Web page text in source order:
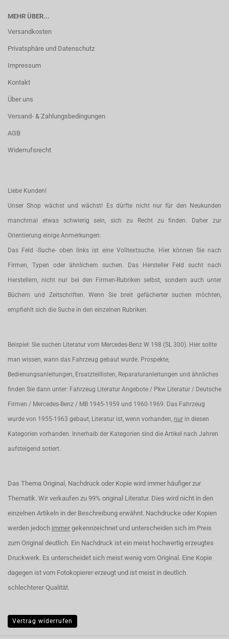
MEHR ÜBER...
Versandkosten
Privatsphäre und Datenschutz
Impressum
Kontakt
Über uns
Versand- & Zahlungsbedingungen
AGB
Widerrufsrecht
Liebe Kunden!
Unser Shop wächst und wächst! Es dürfte nicht nur für den Neukunden
manchmal etwas schwierig sein, sich zu Recht zu finden. Daher zur
Orientierung einige Anmerkungen:
Das Feld -Suche- oben links ist eine Volltextsuche. Hier können Sie nach
Firmen, Typen oder ähnlichem suchen. Das Hersteller Feld sucht nach
Herstellern, nicht nur bei den Firmen-Rubriken selbst, sondern auch unter
Büchern und Zeitschriften. Wenn Sie breit gefächerter suchen möchten,
empfiehlt sich die Suche in den einzelnen Rubriken.
Beispiel: Sie suchen Literatur vom Mercedes-Benz W 198 (SL 300). Hier sollte
man wissen, wann das Fahrzeug gebaut wurde. Prospekte,
Bedienungsanleitungen, Ersatzteillisten, Reparaturanleitungen und ähnliches
finden Sie dann unter: Fahrzeug Literatur Angebote / Pkw Literatur / Deutsche
Firmen / Mercedes-Benz / MB 1945-1959 und 1960-1969. Das Fahrzeug
wurde von 1955-1963 gebaut, Literatur ist, wenn vorhanden, nur in diesen
Kategorien vorhanden. Innerhalb der Kategorien sind die Artikel nach Jahren
aufsteigend sotiert.
Das Thema Original, Nachdruck oder Kopie wird immer häufiger zur
Thematik. Wir verkaufen zu 99% original Literatur. Dies wird nicht in den
einzelnen Artikeln in der Beschreibung erwähnt. Nachdrucke oder Kopien
werden jedoch immer gekennzeichnet und unterscheiden sich im Preis
zum Original deutlich. Ein Nachdruck ist ein meist hochwertig erzeugtes
Druckwerk. Es unterscheidet sich meist wenig vom Original. Eine Kopie
dagegen ist vom Fotokopierer erzeugt und ist meist in deutlich
schlechterer Qualität.
Vertrag widerrufen